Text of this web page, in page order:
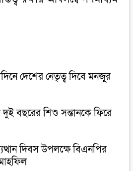
দেশের নেতৃত্ব দিবে মনজুর
বছরের শিশু সন্তানকে ফিরে
দিবস উপলক্ষে বিএনপির